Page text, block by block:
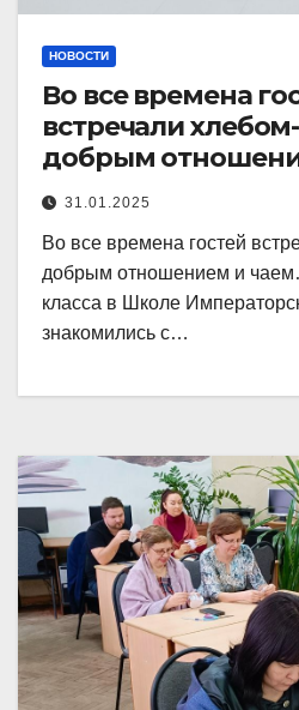
НОВОСТИ
Во все времена
встречали
добрым
31.01.2025
Во все времена гостей
добрым отношением и
класса в Школе
знакомились с…